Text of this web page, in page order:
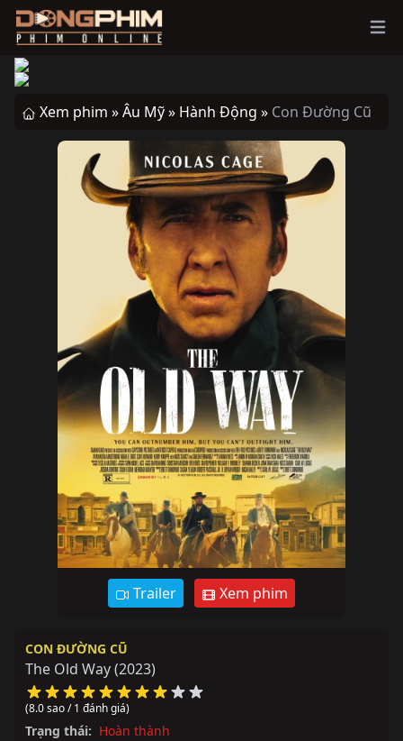
Xem phim »Âu Mỹ » Hành Động » Con Đường Cũ
Trailer Xem phim
CON ĐƯỜNG CŨ
The Old Way(2023)
(8.0 sao / 1 đánh giá)
Trạng thái: Hoàn thành